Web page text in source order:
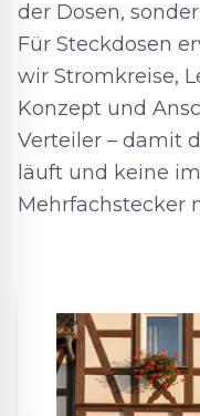
der Dosen,
Für Steckdosen
wir Stromkreise,
Konzept und
Verteiler – damit
läuft und keine
Mehrfachstecker